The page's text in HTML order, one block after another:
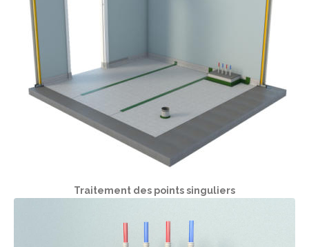
Traitement des points singuliers